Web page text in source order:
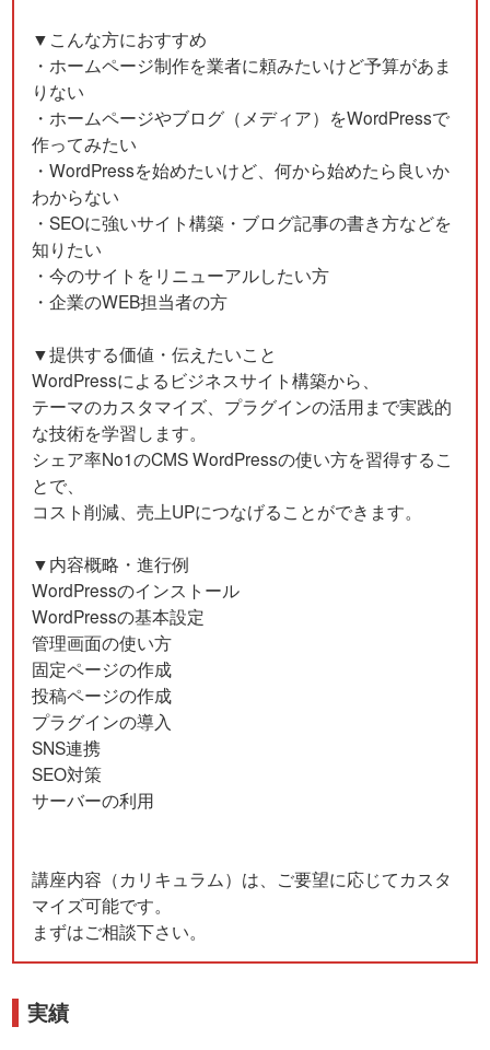
▼こんな方におすすめ
・ホームページ制作を業者に頼みたいけど予算があま
りない
・ホームページやブログ（メディア）をWordPressで
作ってみたい
・WordPressを始めたいけど、何から始めたら良いか
わからない
・SEOに強いサイト構築・ブログ記事の書き方などを
知りたい
・今のサイトをリニューアルしたい方
・企業のWEB担当者の方
▼提供する価値・伝えたいこと
WordPressによるビジネスサイト構築から、
テーマのカスタマイズ、プラグインの活用まで実践的
な技術を学習します。
シェア率No1のCMS WordPressの使い方を習得するこ
とで、
コスト削減、売上UPにつなげることができます。
▼内容概略・進行例
WordPressのインストール
WordPressの基本設定
管理画面の使い方
固定ページの作成
投稿ページの作成
プラグインの導入
SNS連携
SEO対策
サーバーの利用
講座内容（カリキュラム）は、ご要望に応じてカスタ
マイズ可能です。
まずはご相談下さい。
実績